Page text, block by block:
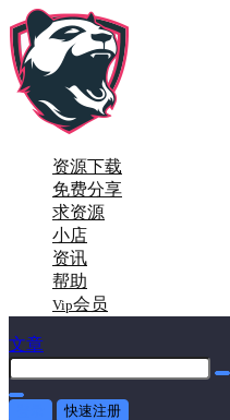
资源下载
免费分享
求资源
小店
资讯
帮助
Vip会员
文章
快速注册